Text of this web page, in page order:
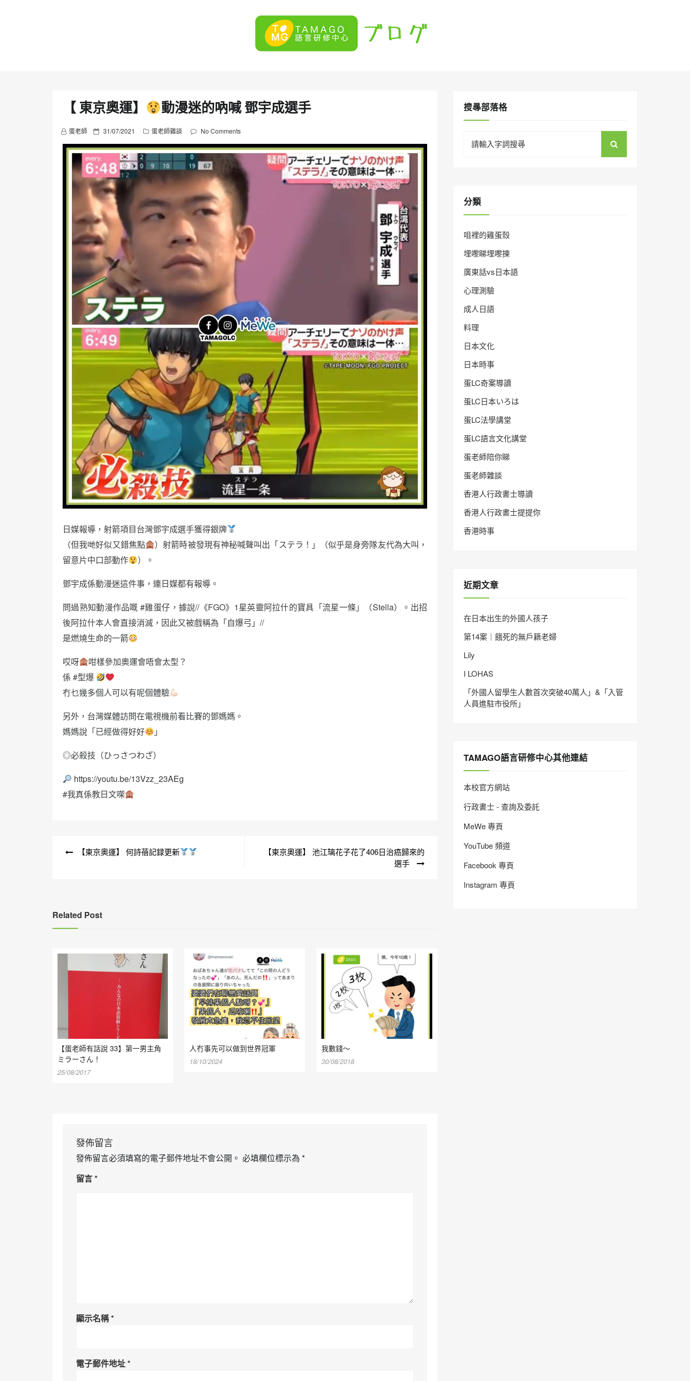
【 東京奧運 】 動漫迷的吶喊 鄧宇成 選手
蛋老師
P
s
t
e
d
o
n
31/07/2021 蛋老師雜談 No Comments
日媒報導，射箭項目台灣鄧宇成選手獲得銀牌
（但我哋好似又錯焦點
）射箭時被發現有神秘喊聲叫出「ステラ！」（似乎是身旁隊友代為大叫，
留意片中口部動作
）。
鄧宇成係動漫迷這件事，連日媒都有報導。
問過熟知動漫作品嘅 #雞蛋仔 ，據說//《FGO》1星英靈阿拉什的寶具「流星一條」（Stella）。出招
後阿拉什本人會直接消滅，因此又被戲稱為「自爆弓」//
是燃燒生命的一箭
哎呀
咁樣參加奧運會唔會太型？
係 #型爆
冇乜幾多個人可以有呢個體驗
另外，台灣媒體訪問在電視機前看比賽的鄧媽媽。
媽媽說「已經做得好好
」
◎必殺技（ひっさつわざ）
https://youtu.be/13Vzz_23AEg
#我真係教日文㗎
【東京奧運】 何詩蓓記録更新
【東京奧運】 池江璃花子花了406日治癌歸來的
選手
Related Post
【蛋老師有話說 33】第一男主角
ミラーさん！
25/08/2017
人冇事先可以做到世界冠軍
18/10/2024
我數錢～
30/08/2018
發佈留言
發佈留言必須填寫的電子郵件地址不會公開。 必填欄位標示為 *
留言*
顯示名稱*
電子郵件地址*
搜㝷部落格
for:
分類
咀裡的雞蛋殼
埋嚟睇埋嚟揀
廣東話vs日本語
心理測驗
成人日語
料理
日本文化
日本時事
蛋LC奇案導讀
蛋LC日本いろは
蛋LC法學講堂
蛋LC語言文化講堂
蛋老師陪你睇
蛋老師雜談
香港人行政書士導讀
香港人行政書士提提你
香港時事
近期文章
在日本出生的外國人孩子
第14案｜餓死的無戶籍老婦
Lily
I LOHAS
「外國人留學生人數首次突破40萬人」&「入管
人員進駐市役所」
TAMAGO語言研修中心其他連結
本校官方網站
行政書士 - 查詢及委託
MeWe 專頁
YouTube 頻道
Facebook 專頁
Instagram 專頁